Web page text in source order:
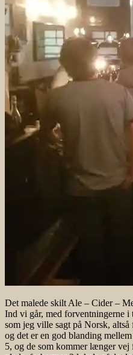
Det malede skilt Ale – Cider –
Ind vi går, med forventningerne
som jeg ville sagt på Norsk,
og det er en god blanding
5, og de som kommer længer